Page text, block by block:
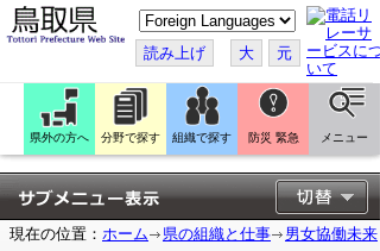
こ
の
ペ
ー
ジ
翻
訳
す
る
読み上げ 大 元
県外の方へ 分野で探す 組織で探す 防災 緊急 メニュー
現在の位置： ホーム 県の組織と仕事
男女協働未来